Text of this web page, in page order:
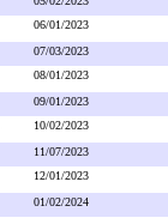
06/01/2023
07/03/2023
08/01/2023
09/01/2023
10/02/2023
11/07/2023
12/01/2023
01/02/2024